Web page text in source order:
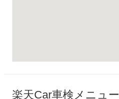
楽天Car車検メニュー